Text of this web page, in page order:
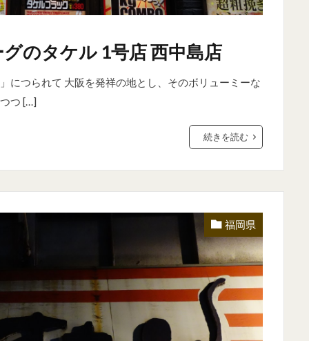
のタケル 1号店 西中島店
につられて 大阪を発祥の地とし、そのボリューミーな
つ […]
続きを読む
福岡県